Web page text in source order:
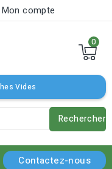
Mon compte
0
Vides
Rechercher
Contactez-nous